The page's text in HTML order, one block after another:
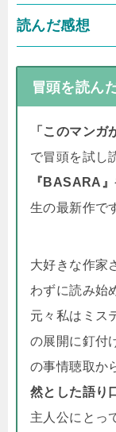
読んだ感想
冒頭を読ん
「このマンガ
で冒頭を試し
『BASARA』
生の最新作で
大好きな作家
わずに読み始
元々私はミス
の展開に釘付
の事情聴取か
然とした語り
主人公にとっ